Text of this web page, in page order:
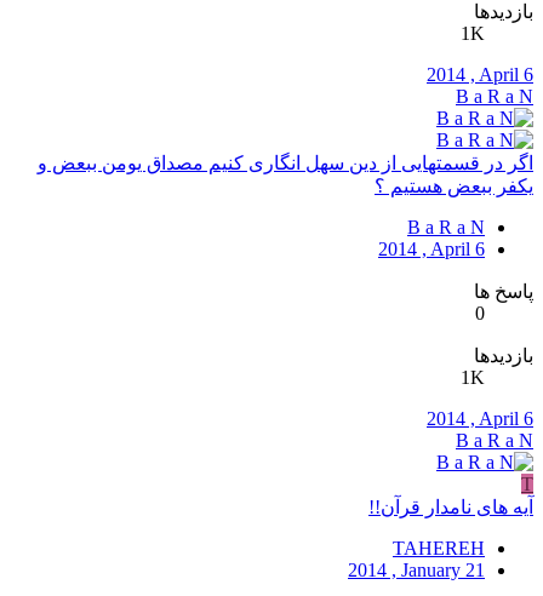
بازدیدها
1K
2014 , April 6
B a R a N
اگر در قسمتهایی از دین سهل انگاری کنیم مصداق یومن ببعض و
یکفر ببعض هستیم ؟
B a R a N
2014 , April 6
پاسخ ها
0
بازدیدها
1K
2014 , April 6
B a R a N
T
آیه های نامدار قرآن!!
TAHEREH
2014 , January 21